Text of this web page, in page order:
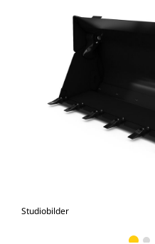
Studiobilder